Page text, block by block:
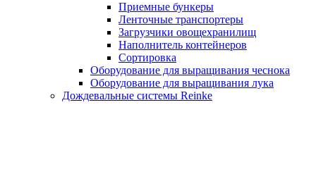
Приемные бункеры
Ленточные транспортеры
Загрузчики овощехранилищ
Наполнитель контейнеров
Сортировка
Оборудование для выращивания чеснока
Оборудование для выращивания лука
Дождевальные системы Reinke